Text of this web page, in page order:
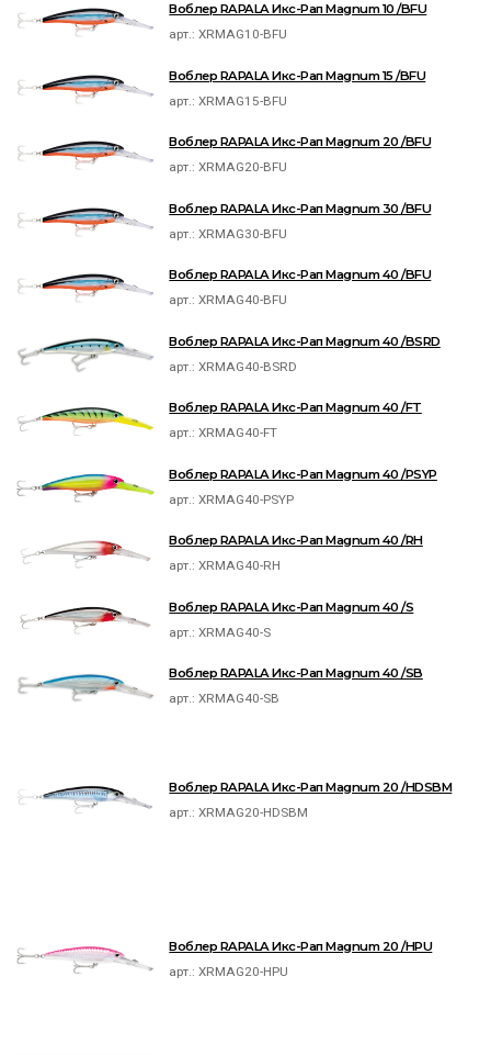
Воблер RAPALA Икс-Рап Magnum 10 /BFU
арт.:XRMAG10-BFU
Воблер RAPALA Икс-Рап Magnum 15 /BFU
арт.:XRMAG15-BFU
Воблер RAPALA Икс-Рап Magnum 20 /BFU
арт.:XRMAG20-BFU
Воблер RAPALA Икс-Рап Magnum 30 /BFU
арт.:XRMAG30-BFU
Воблер RAPALA Икс-Рап Magnum 40 /BFU
арт.:XRMAG40-BFU
Воблер RAPALA Икс-Рап Magnum 40 /BSRD
арт.:XRMAG40-BSRD
Воблер RAPALA Икс-Рап Magnum 40 /FT
арт.:XRMAG40-FT
Воблер RAPALA Икс-Рап Magnum 40 /PSYP
арт.:XRMAG40-PSYP
Воблер RAPALA Икс-Рап Magnum 40 /RH
арт.:XRMAG40-RH
Воблер RAPALA Икс-Рап Magnum 40 /S
арт.:XRMAG40-S
Воблер RAPALA Икс-Рап Magnum 40 /SB
арт.:XRMAG40-SB
Воблер RAPALA Икс-Рап Magnum 20 /HDSBM
арт.:XRMAG20-HDSBM
Воблер RAPALA Икс-Рап Magnum 20 /HPU
арт.:XRMAG20-HPU